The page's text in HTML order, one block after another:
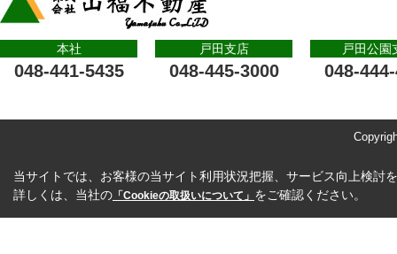
本社
048-441-5435
戸田支店
048-445-3000
戸田公園
048-
当サイトでは、お客様の当サイト利用状況把握、サービス向上検討
詳しくは、当社の 「Cookieの取扱いについて」 をご確認ください。